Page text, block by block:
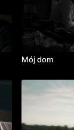
Mój dom